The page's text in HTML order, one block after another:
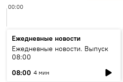
00:00
Ежедневные новости
Ежедневные новости. Выпуск
08:00
08:00 4 мин